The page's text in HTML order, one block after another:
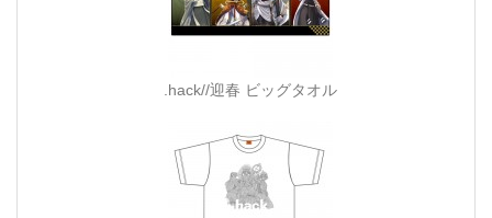
.hack//迎春 ビッグタオル